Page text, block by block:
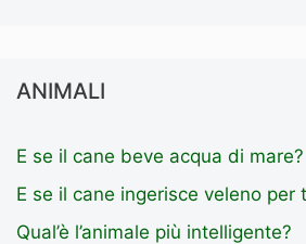
ANIMALI
E se il cane beve acqua di mare?
E se il cane ingerisce veleno per
Qual’è l’animale più intelligente?